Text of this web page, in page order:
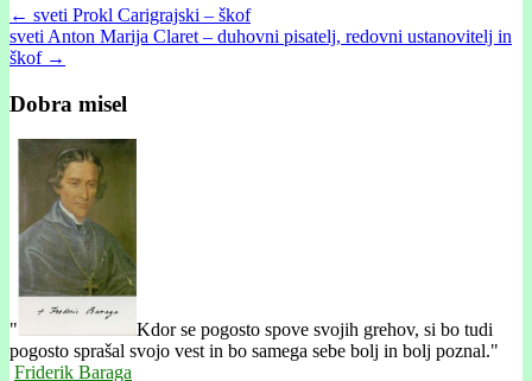
Post
navigation
← sveti Prokl Carigrajski – škof
sveti Anton Marija Claret – duhovni pisatelj, redovni ustanovitelj in
škof →
Dobra misel
"
Kdor se pogosto spove svojih grehov, si bo tudi
pogosto sprašal svojo vest in bo samega sebe bolj in bolj poznal."
Friderik Baraga